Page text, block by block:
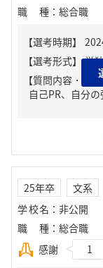
職種 ： 総合職
【質問内容・課
自己PR、自分
25年卒 文系
学校名 ： 非公開
職種 ： 総合職
感謝
1